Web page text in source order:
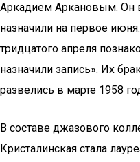
Аркадием Аркановым. Он
назначили на первое
тридцатого апреля
назначили запись». Их
развелись в марте 1958
В составе джазового
Кристалинская стала